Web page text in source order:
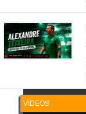
VÍDEOS